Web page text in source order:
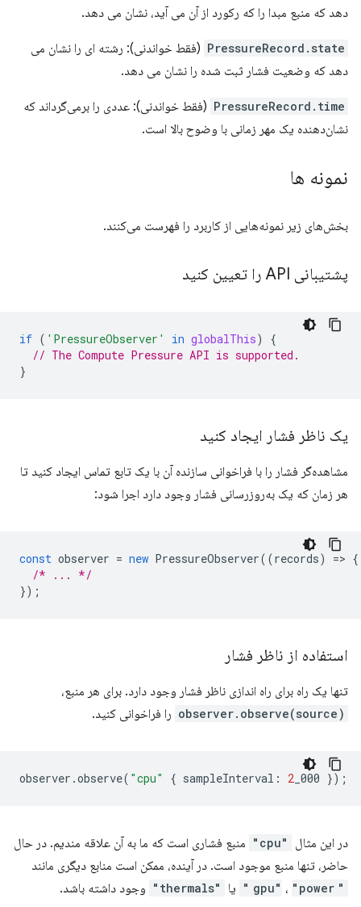
دهد که منبع مبدا را که رکورد از آن می آید، نشان می دهد.
PressureRecord.state (فقط خواندنی): رشته ای را نشان می
دهد که وضعیت فشار ثبت شده را نشان می دهد.
PressureRecord.time (فقط خواندنی): عددی را برمی‌گرداند که
نشان‌دهنده یک مهر زمانی با وضوح بالا است.
نمونه ها
بخش‌های زیر نمونه‌هایی از کاربرد را فهرست می‌کنند.
پشتیبانی API را تعیین کنید
if ( 'PressureObserver' in globalThis)
{
// The Compute Pressure API is supported.
}
یک ناظر فشار ایجاد کنید
مشاهده‌گر فشار را با فراخوانی سازنده آن با یک تابع تماس ایجاد کنید تا
هر زمان که یک به‌روزرسانی فشار وجود دارد اجرا شود:
const observer = new PressureObserver((records) => {
/* ... */
});
استفاده از ناظر فشار
تنها یک راه برای راه اندازی ناظر فشار وجود دارد. برای هر منبع،
observer.observe(source) را فراخوانی کنید.
observer .observe( "cpu" { sampleInterval : 2 _000 });
در این مثال "cpu"
منبع فشاری است که ما به آن علاقه مندیم. در حال
حاضر، تنها منبع موجود است. در آینده، ممکن است منابع دیگری مانند
"gpu" ، "power" یا "thermals" وجود داشته باشد.